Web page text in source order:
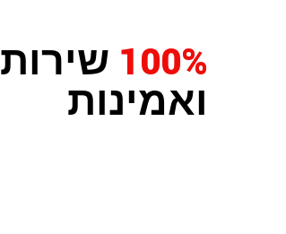
100% שירות
ואמינות